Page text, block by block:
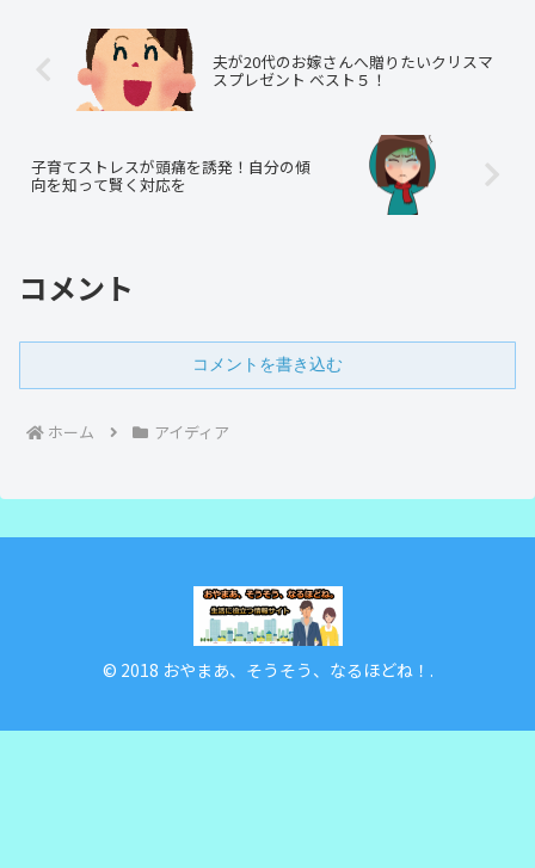
夫が20代のお嫁さんへ贈りたいクリスマ
スプレゼント ベスト５！
子育てストレスが頭痛を誘発！自分の傾
向を知って賢く対応を
コメント
コメントを書き込む
ホーム アイディア
© 2018 おやまあ、そうそう、なるほどね！.